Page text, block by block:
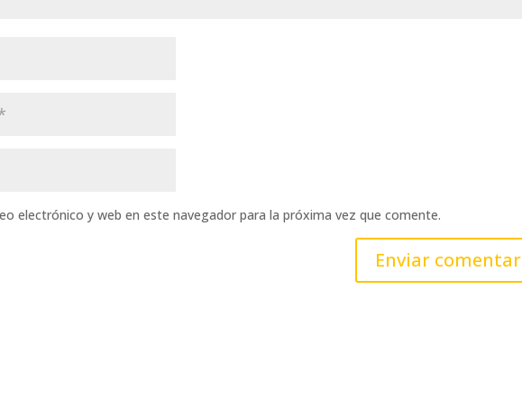
electrónico y web en este navegador para la próxima vez que comente.